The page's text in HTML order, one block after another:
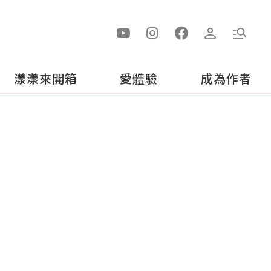
漾漾來開箱 愛體驗 成為作者